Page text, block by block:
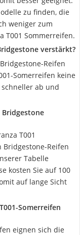
zu finden, die
weniger zum
T001 Sommerreifen.
verstärkt?
Reifen
Somerreifen keine
ab und
Bridgestone
T001
Reifen
Tabelle
kosten Sie auf 100
auf lange Sicht
Somerreifen
eignen sich die